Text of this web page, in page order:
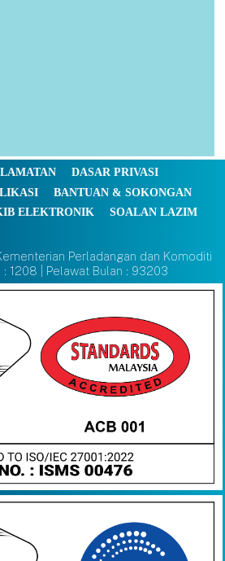
DASAR PRIVASI
BANTUAN & SOKONGAN
ELEKTRONIK SOALAN LAZIM
Perladangan dan Komoditi
: 1208 | Pelawat Bulan : 93203